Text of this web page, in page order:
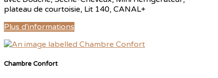
plateau de courtoisie, Lit 140, CANAL+
Plus d'informations
Chambre Confort